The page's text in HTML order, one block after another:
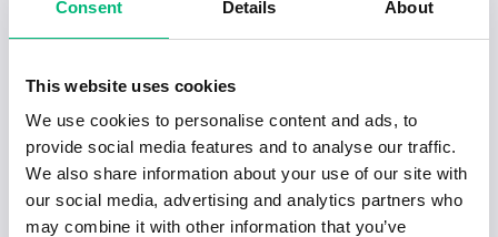
Consent Details About
This website uses cookies
We use cookies to personalise content and ads, to
provide social media features and to analyse our traffic.
We also share information about your use of our site with
our social media, advertising and analytics partners who
may combine it with other information that you’ve
Senaste publiceringarna i Jobbnytt